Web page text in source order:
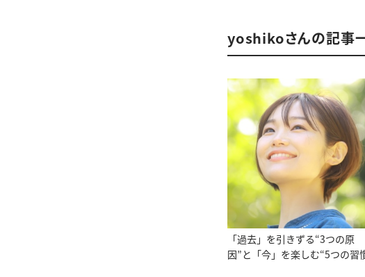
yoshikoさんの記事
「過去」を引きずる“3つの原
因”と「今」を楽しむ“5つの習